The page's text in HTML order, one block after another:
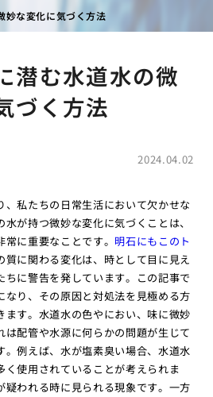
妙な変化に気づく方法
潜む水道水の微
づく方法
2024.04.02
、私たちの日常生活において欠かせな
が持つ微妙な変化に気づくことは、
に重要なことです。 明石にもこのト
質に関わる変化は、時として目に見え
ちに警告を発しています。この記事で
なり、その原因と対処法を見極める方
ます。水道水の色やにおい、味に微妙
は配管や水源に何らかの問題が生じて
。例えば、水が塩素臭い場合、水道水
く使用されていることが考えられま
疑われる時に見られる現象です。一方